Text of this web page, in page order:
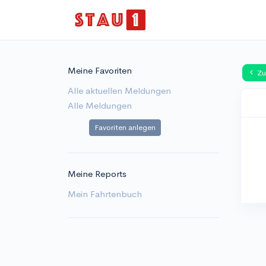
Meine Favoriten
Alle aktuellen Meldungen
Alle Meldungen
Favoriten anlegen
Meine Reports
Mein Fahrtenbuch